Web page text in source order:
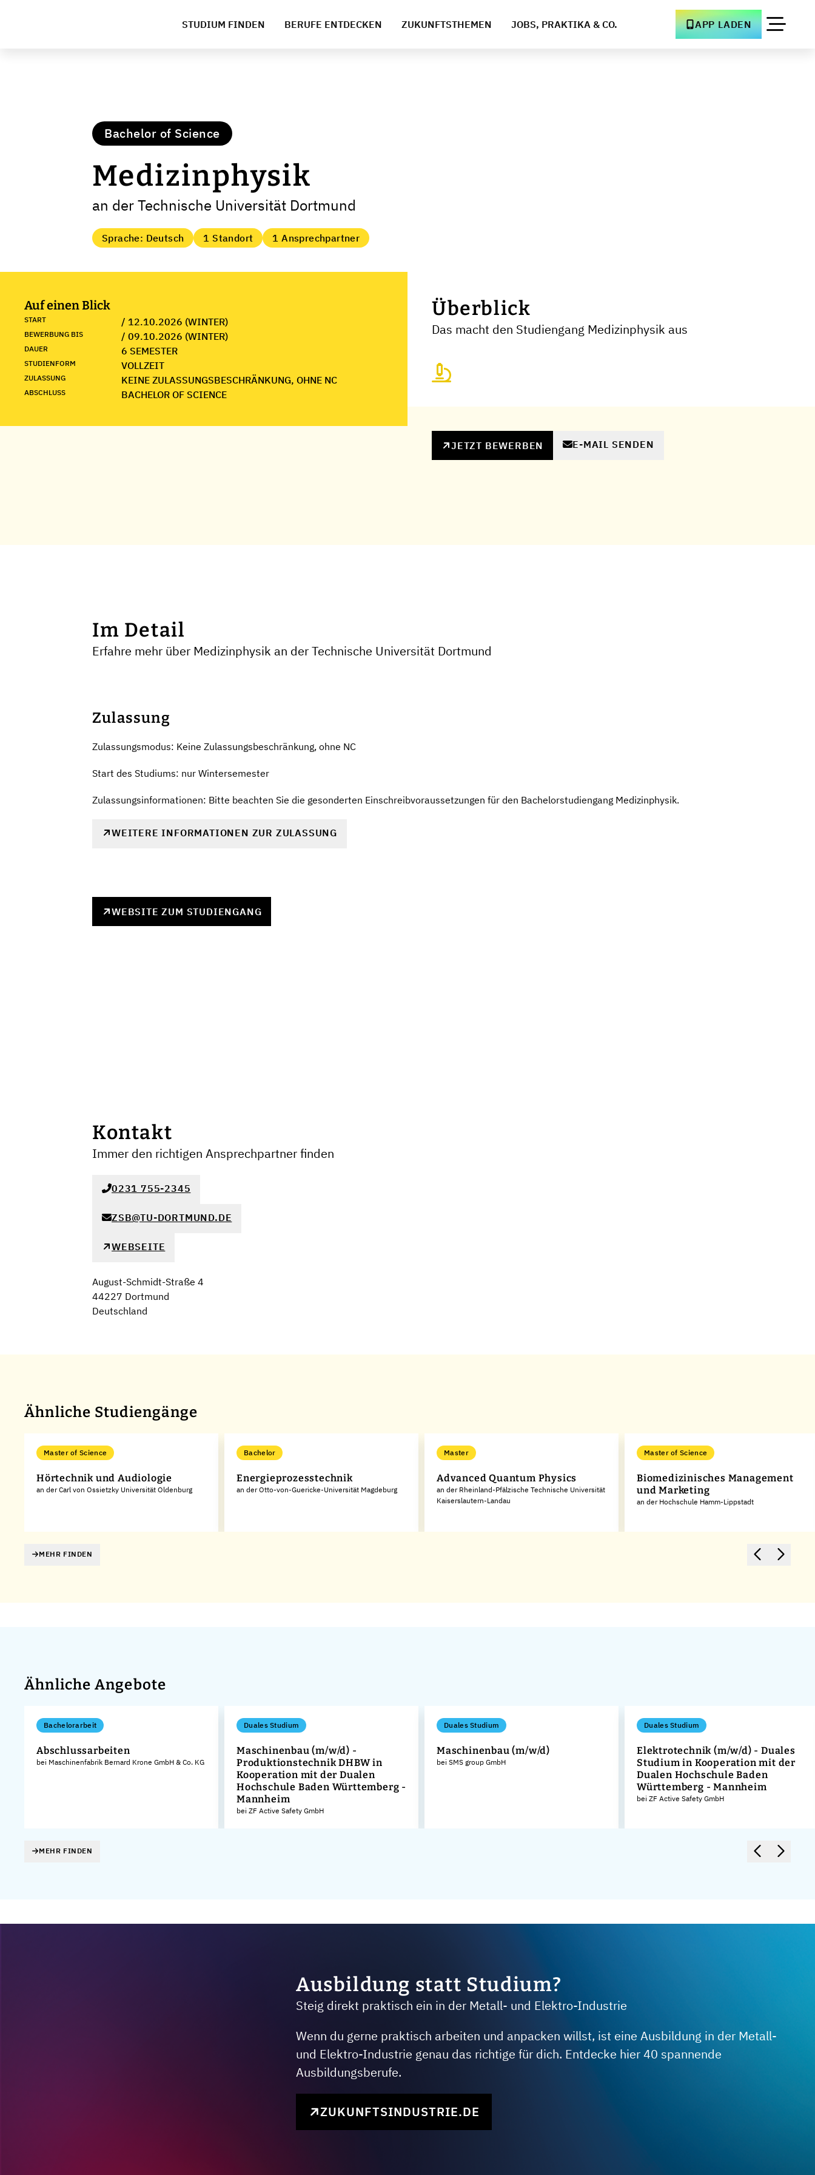
STUDIUM FINDEN BERUFE ENTDECKEN ZUKUNFTSTHEMEN JOBS, PRAKTIKA & CO. APP LADEN
Bachelor of Science
Medizinphysik
an der Technische Universität Dortmund
Sprache: Deutsch 1 Standort 1 Ansprechpartner
Auf einen Blick
START / 12.10.2026 (WINTER)
BEWERBUNG BIS / 09.10.2026 (WINTER)
DAUER 6 SEMESTER
STUDIENFORM VOLLZEIT
ZULASSUNG KEINE ZULASSUNGSBESCHRÄNKUNG, OHNE NC
ABSCHLUSS BACHELOR OF SCIENCE
Überblick
Das macht den Studiengang Medizinphysik aus
JETZT BEWERBEN E-MAIL SENDEN
Im Detail
Erfahre mehr über Medizinphysik an der Technische Universität Dortmund
Zulassung
Zulassungsmodus: Keine Zulassungsbeschränkung, ohne NC
Start des Studiums: nur Wintersemester
Zulassungsinformationen: Bitte beachten Sie die gesonderten Einschreibvoraussetzungen für den Bachelorstudiengang Medizinphysik.
WEITERE INFORMATIONEN ZUR ZULASSUNG
WEBSITE ZUM STUDIENGANG
Kontakt
Immer den richtigen Ansprechpartner finden
0231 755-2345
ZSB@TU-DORTMUND.DE
WEBSEITE
August-Schmidt-Straße 4
44227 Dortmund
Deutschland
Ähnliche Studiengänge
Master of Science
Hörtechnik und Audiologie
an der Carl von Ossietzky Universität Oldenburg
Bachelor
Energieprozesstechnik
an der Otto-von-Guericke-Universität Magdeburg
Master
Advanced Quantum Physics
an der Rheinland-Pfälzische Technische Universität
Kaiserslautern-Landau
Master of Science
Biomedizinisches Management
und Marketing
an der Hochschule Hamm-Lippstadt
MEHR FINDEN
Ähnliche Angebote
Bachelorarbeit
Abschlussarbeiten
bei Maschinenfabrik Bernard Krone GmbH & Co. KG
Duales Studium
Maschinenbau (m/w/d) -
Produktionstechnik DHBW in
Kooperation mit der Dualen
Hochschule Baden Württemberg -
Mannheim
bei ZF Active Safety GmbH
Duales Studium
Maschinenbau (m/w/d)
bei SMS group GmbH
Duales Studium
Elektrotechnik (m/w/d) - Duales
Studium in Kooperation mit der
Dualen Hochschule Baden
Württemberg - Mannheim
bei ZF Active Safety GmbH
MEHR FINDEN
Ausbildung statt Studium?
Steig direkt praktisch ein in der Metall- und Elektro-Industrie
Wenn du gerne praktisch arbeiten und anpacken willst, ist eine Ausbildung in der Metall-
und Elektro-Industrie genau das richtige für dich. Entdecke hier 40 spannende
Ausbildungsberufe.
ZUKUNFTSINDUSTRIE.DE